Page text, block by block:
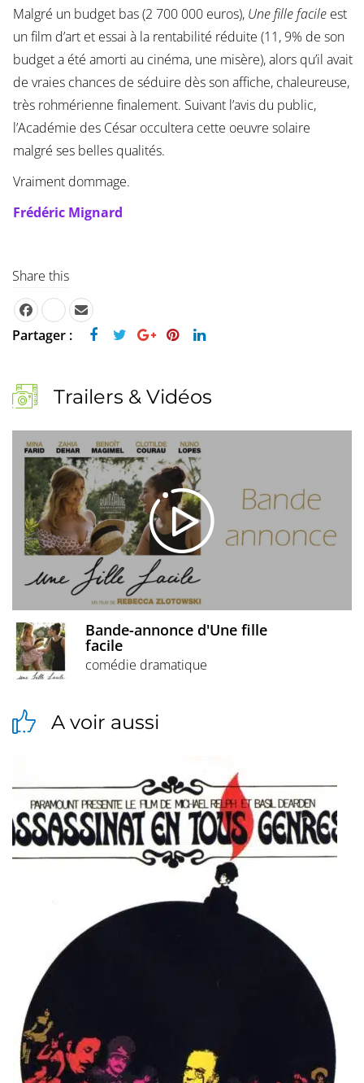
Malgré un budget bas (2 700 000 euros), Une fille facileest
un film d’art et essai à la rentabilité réduite (11, 9% de son
budget a été amorti au cinéma, une misère), alors qu’il avait
de vraies chances de séduire dès son affiche, chaleureuse,
très rohmérienne finalement. Suivant l’avis du public,
l’Académie des César occultera cette oeuvre solaire
malgré ses belles qualités.
Vraiment dommage.
Frédéric Mignard
Share this
Partager :
Trailers & Vidéos
Bande-annonce d'Une fille
facile
comédie dramatique
A voir aussi